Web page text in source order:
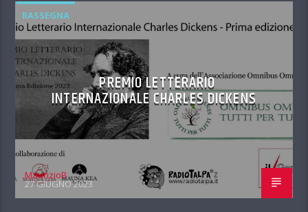
RASSEGNA
PREMIO LETTERARIO
INTERNAZIONALE CHARLES DICKENS
MaurizioB
27 GIUGNO 2023